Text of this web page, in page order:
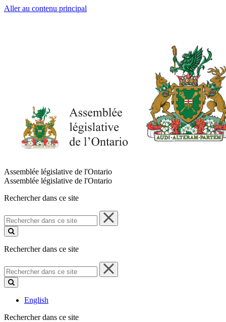
Aller au contenu principal
Assemblée législative de l'Ontario
Assemblée législative de l'Ontario
Rechercher dans ce site
Rechercher
dans
ce
Rechercher dans ce site
Rechercher
dans
ce
English
Rechercher dans ce site